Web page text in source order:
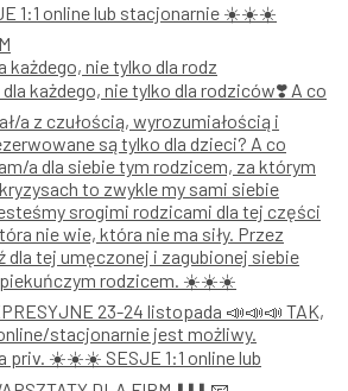
każdego, nie tylko dla rodz